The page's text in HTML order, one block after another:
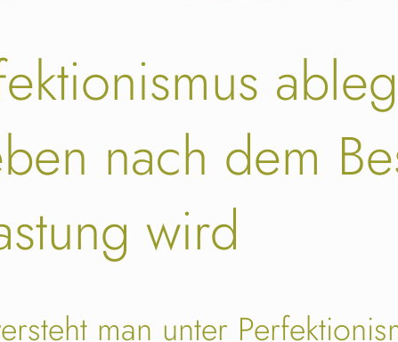
nach dem
wird
man unter